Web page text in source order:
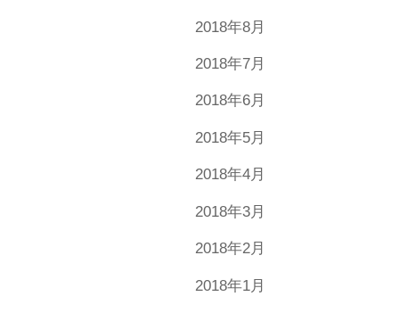
2018年8月
2018年7月
2018年6月
2018年5月
2018年4月
2018年3月
2018年2月
2018年1月